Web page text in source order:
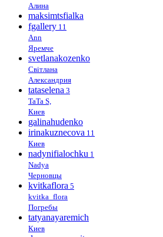
Алина
maksimtsfialka
fgallery 11
Ann
Яремче
svetlanakozenko
Світлана
Александрия
tataselena 3
TaTa S,
Киев
galinahudenko
irinakuznecova 11
Киев
nadynifialochku 1
Nadya
Черновцы
kvitkaflora 5
kvitka_flora
Погребы
tatyanayaremich
Киев